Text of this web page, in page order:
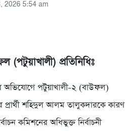
2026 5:54 am
(পটুয়াখালী) প্রতিনিধিঃ
অভিযোগে পটুয়াখালী-২ (বাউফল)
প্রার্থী শহিদুল আলম তালুকদারকে কারণ
কমিশনের অধিভুক্ত নির্বাচনী